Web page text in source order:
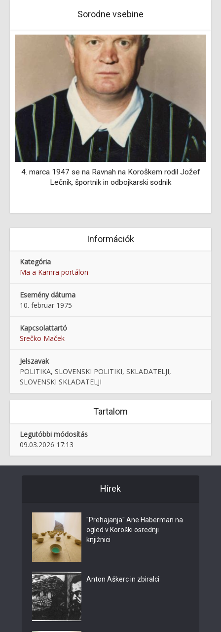
Sorodne vsebine
4. marca 1947 se na Ravnah na Koroškem rodil Jožef
Lečnik, športnik in odbojkarski sodnik
Információk
Kategória
Ma a Kamra portálon
Esemény dátuma
10. februar 1975
Kapcsolattartó
Srečko Maček
Jelszavak
POLITIKA, SLOVENSKI POLITIKI, SKLADATELJI,
SLOVENSKI SKLADATELJI
Tartalom
Legutóbbi módosítás
09.03.2026 17:13
Hírek
"Prehajanja" Ane Haberman na
ogled v Koroški osrednji
knjižnici
Anton Aškerc in zbiralci